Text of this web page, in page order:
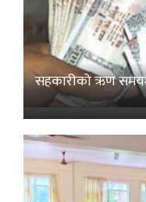
सहकारीको ऋण